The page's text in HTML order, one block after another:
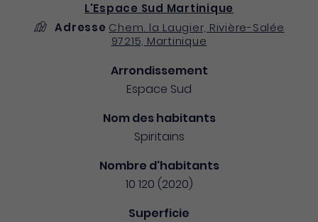
L'Espace Sud Martinique
Adresse Chem. la Laugier, Rivière-Salée
97215, Martinique
Arrondissement
Espace Sud
Nom des habitants
Spiritains
Nombre d'habitants
10 120 (2020)
Superficie